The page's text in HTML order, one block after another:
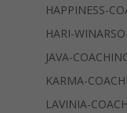
HAPPINESS-
HARI-
JAVA-
KARMA-
LAVINIA-